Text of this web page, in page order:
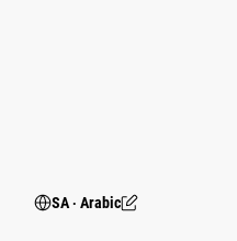
SA ‧ Arabic